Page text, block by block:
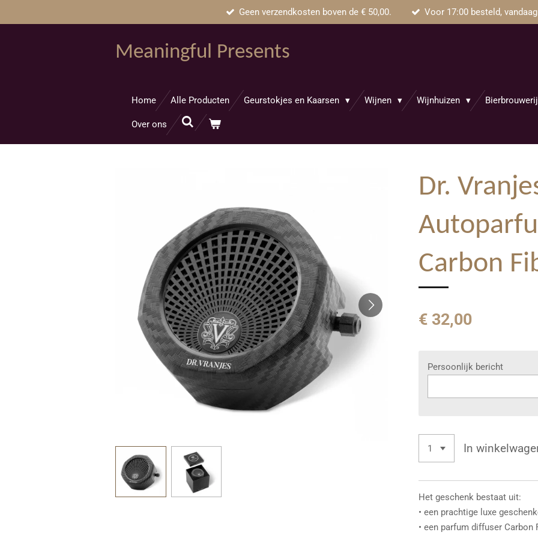
Geen verzendkosten boven de € 50,00. Voor 17:00 besteld,
Meaningful Presents
Home Alle Producten Geurstokjes en Kaarsen Wijnen Wijnhuizen
Over ons
Dr.
Carbon
€ 32,00
Persoonlijk bericht
In
Het geschenk bestaat uit:
• een prachtige luxe
• een parfum diffuser Carbon